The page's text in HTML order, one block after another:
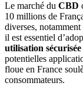
Le marché du CBD
10 millions de
diverses, notamment
il est essentiel
utilisation
potentielles
floue en France
consommateurs.